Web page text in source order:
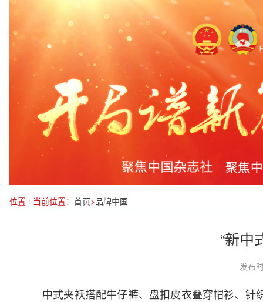
以水载道润泽民心，以文化人兴业固本 ——袁五喜
团结“政”奋斗 凝心“协”出彩 善为创“委”业
流行强度总体呈下降趋势
最高法发布第44批指导性案例
苏州相城经开区主要领导走访慰问科技人才
政府工作报告首提的“具身智能”，中国正走在世界
世界中餐业联合会在京召开提振消费专家座谈会
位置 : 当前位置： 首页>品牌中国
“新中
发布
中式夹袄搭配牛仔裤、盘扣皮衣叠穿帽衫、